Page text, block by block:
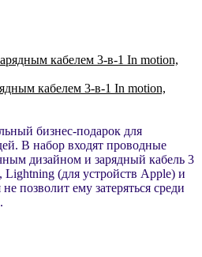
кабелем 3-в-1 In motion,
бизнес-подарок для
В набор входят проводные
дизайном и зарядный кабель 3
(для устройств Apple) и
позволит ему затеряться среди